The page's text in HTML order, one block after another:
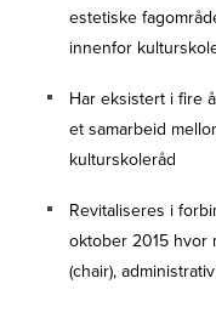
estetiske
innenfor
Har eksistert i fire
et samarbeid
kulturskoleråd
Revitaliseres i
oktober 2015 hvor
(chair),